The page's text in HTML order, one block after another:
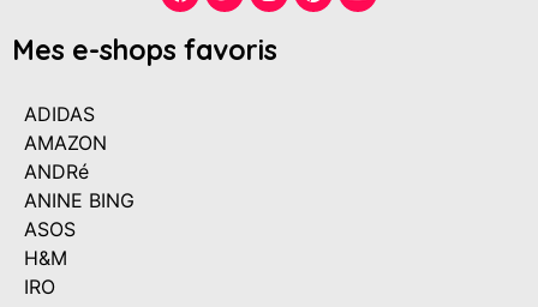
Mes e-shops favoris
ADIDAS
AMAZON
ANDRé
ANINE BING
ASOS
H&M
IRO